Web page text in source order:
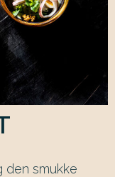
den smukke